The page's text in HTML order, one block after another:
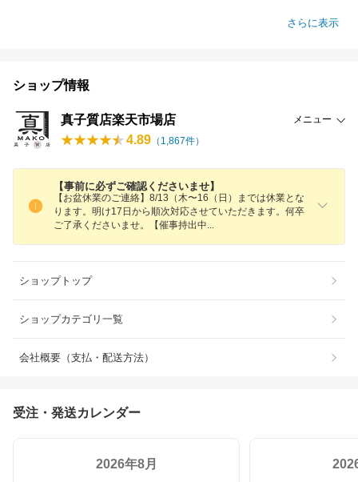
さらに表示
ショップ情報
真子質店楽天市場店 メニュー
4.89 （ 1,867件）
【事前に必ずご確認くださいませ】
【お盆休業のご連絡】8/13（木〜16（日）までは休業とな
ります。明け17日から順次対応させていただきます。何卒
ご了承くださいませ。【催事持出中
ショップトップ
ショップカテゴリ一覧
会社概要（支払・配送方法）
受注・発送カレンダー
2026年8月